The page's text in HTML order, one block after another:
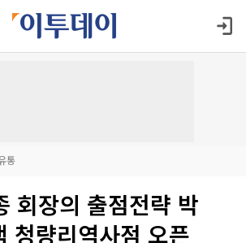
통
회장의 출점전략 박
청량리역사점 오픈